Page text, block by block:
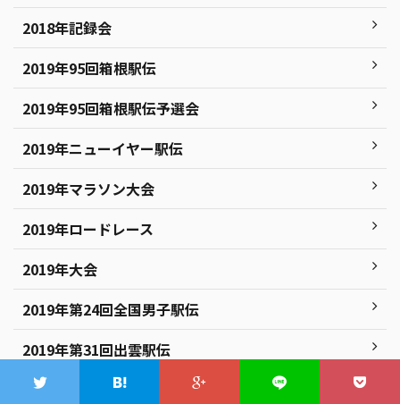
2018年記録会
2019年95回箱根駅伝
2019年95回箱根駅伝予選会
2019年ニューイヤー駅伝
2019年マラソン大会
2019年ロードレース
2019年大会
2019年第24回全国男子駅伝
2019年第31回出雲駅伝
2019年第51回全日本大学駅伝